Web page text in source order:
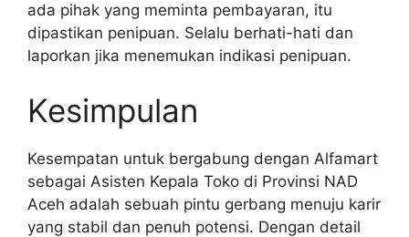
ada pihak yang meminta pembayaran, itu
dipastikan penipuan. Selalu berhati-hati dan
laporkan jika menemukan indikasi penipuan.
Kesimpulan
Kesempatan untuk bergabung dengan Alfamart
sebagai Asisten Kepala Toko di Provinsi NAD
Aceh adalah sebuah pintu gerbang menuju karir
yang stabil dan penuh potensi. Dengan detail